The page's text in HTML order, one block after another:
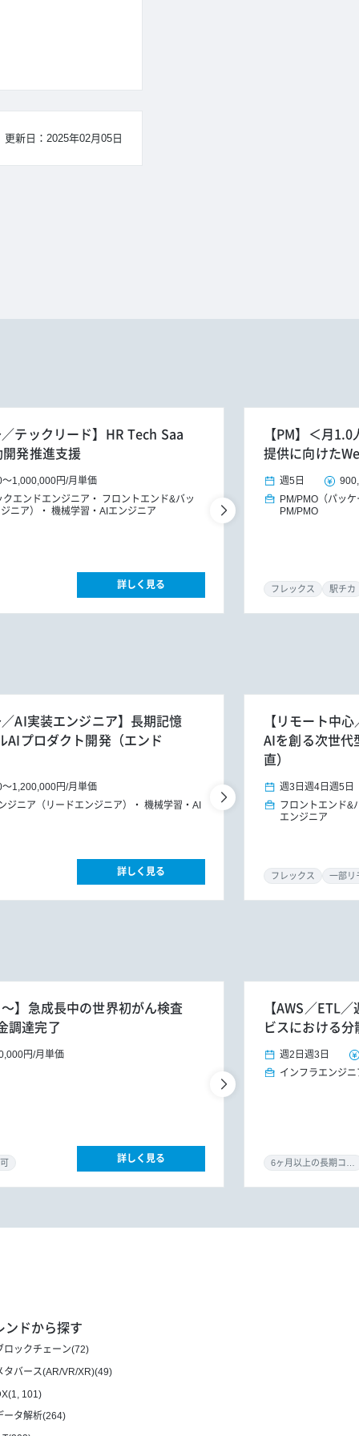
更新日：2025年02月05日
テックリード】HR Tech Saa
発推進支援
～1,000,000円/月単価
クエンドエンジニア
フロントエンド&バッ
ニア）
機械学習・AIエンジニア
詳しく見る
【PM】＜月
提供に向けた
週5日
PM/PMO（パッ
PM/PMO
フレックス 駅チカ
AI実装エンジニア】長期記憶
AIプロダクト開発（エンド
～1,200,000円/月単価
ニア（リードエンジニア）
機械学習・AI
詳しく見る
【リモート中
AIを創る次世代
直）
週3日 週4日 週5日
フロントエンド&
エンジニア
フレックス 一部リ
】急成長中の世界初がん検査
調達完了
円/月単価
詳しく見る
【AWS／ETL
ビスにおける
週2日 週3日
インフラエンジニ
ンドから探す
ロックチェーン(72)
タバース(AR/VR/XR)(49)
101)
ータ解析(264)